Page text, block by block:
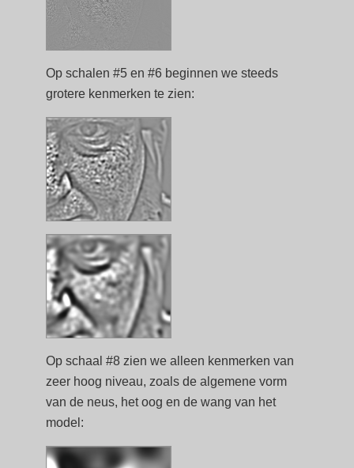
Op schalen #5 en #6 beginnen we steeds
grotere kenmerken te zien:
Op schaal #8 zien we alleen kenmerken van
zeer hoog niveau, zoals de algemene vorm
van de neus, het oog en de wang van het
model: